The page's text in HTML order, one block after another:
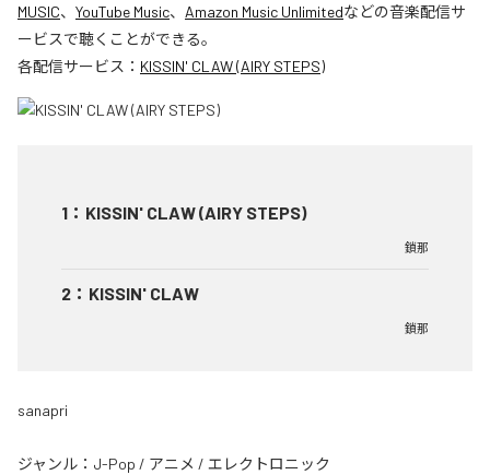
MUSIC、 YouTube Music、 Amazon Music Unlimitedなどの音楽配信サ
ービスで聴くことができる。
各配信サービス： KISSIN' CLAW (AIRY STEPS)
1 ： KISSIN' CLAW (AIRY STEPS)
鎖那
2 ： KISSIN' CLAW
鎖那
sanapri
ジャンル： J-Pop / アニメ / エレクトロニック